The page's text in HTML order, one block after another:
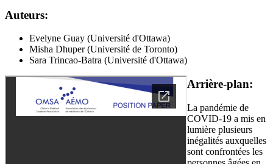
Auteurs:
Evelyne Guay (Université d'Ottawa)
Misha Dhuper (Université de Toronto)
Sara Trincao-Batra (Université d'Ottawa)
Arrière-plan:
La pandémie de
COVID-19 a mis en
lumière plusieurs
inégalités auxquelles
sont confrontées les